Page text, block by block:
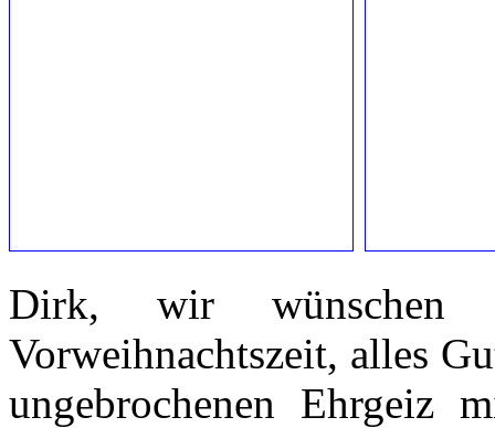
Dirk, wir wünschen
Vorweihnachtszeit, alles
ungebrochenen